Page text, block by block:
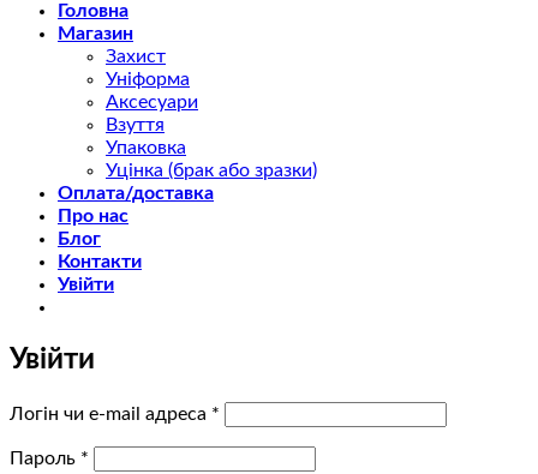
Головна
Магазин
Захист
Уніформа
Аксесуари
Взуття
Упаковка
Уцінка (брак або зразки)
Оплата/доставка
Про нас
Блог
Контакти
Увійти
Увійти
Логін чи e-mail адреса *
Пароль *